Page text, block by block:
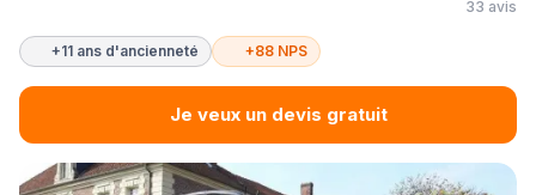
33 avis
+11 ans d'ancienneté +88 NPS
Je veux un devis gratuit